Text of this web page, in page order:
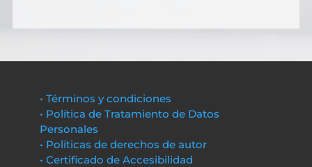
• Términos y condiciones
• Política de Tratamiento de Datos
Personales
• Políticas de derechos de autor
• Certificado de Accesibilidad